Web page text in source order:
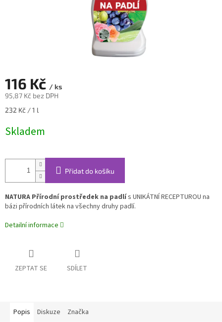
116 Kč / ks
95,87 Kč bez DPH
Měrná
232 Kč / 1 l
Skladem
Přidat do košíku
NATURA Přírodní prostředek na padlís UNIKÁTNÍ RECEPTUROU na
bázi přírodních látek na všechny druhy padlí.
Detailní informace
ZEPTAT SE SDÍLET
Popis Diskuze Značka